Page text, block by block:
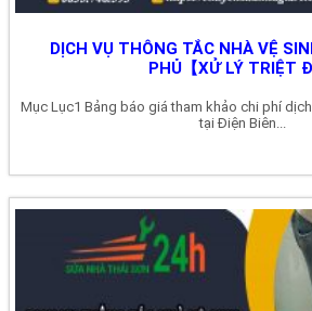
DỊCH VỤ THÔNG TẮC NHÀ VỆ
PHỦ【XỬ LÝ TRIỆT
Mục Lục1 Bảng báo giá tham khảo chi phí
tại Điện Biên...